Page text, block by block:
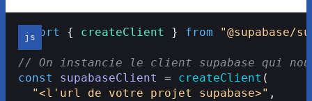
import { createClient } from "@supabase/
// On instancie le client supabase qui
const
supabaseClient = createClient (
  "<l'url de votre projet supabase>"
,